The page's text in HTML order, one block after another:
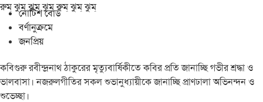
রুম্ ঝুম্ ঝুম্ ঝুম্ রুম্ ঝুম্ ঝুম্
নোটিশ বোর্ড
বর্ণানুক্রমে
জনপ্রিয়
কবিগুরু রবীন্দ্রনাথ ঠাকুরের মৃত্যুবার্ষিকীতে কবির প্রতি জানাচ্ছি গভীর শ্রদ্ধা ও
ভালবাসা। নজরুলগীতির সকল শুভানুধ্যায়ীকে জানাচ্ছি প্রাণঢালা অভিনন্দন ও
শুভেচ্ছা।